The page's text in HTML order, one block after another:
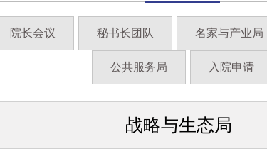
院长会议 秘书长团队 名家与产业局
公共服务局 入院申请
战略与生态局